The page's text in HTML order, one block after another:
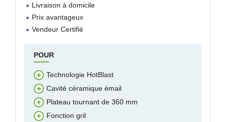
Livraison à domicile
Prix avantageux
Vendeur Certifié
POUR
Technologie HotBlast
Cavité céramique émail
Plateau tournant de 360 mm
Fonction gril